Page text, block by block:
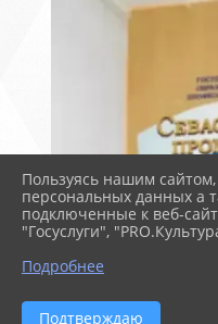
Пользуясь нашим
персональных данных а
подключенные к веб-
"Госуслуги",
Подробнее
Подтверждаю